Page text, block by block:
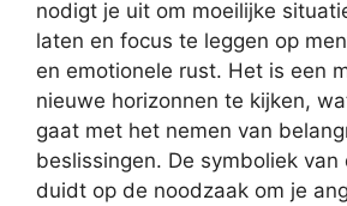
nodigt je uit om moeilijke
laten en focus te leggen op
en emotionele rust. Het is een
nieuwe horizonnen te kijken,
gaat met het nemen van
beslissingen. De symboliek
duidt op de noodzaak om je